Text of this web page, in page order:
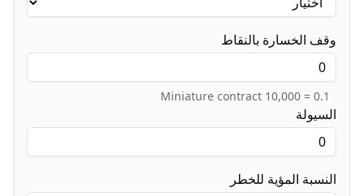
وقف الخسارة بالنقاط
0.1 = Miniature contract 10,000
السيولة
النسبة المؤية للخطر